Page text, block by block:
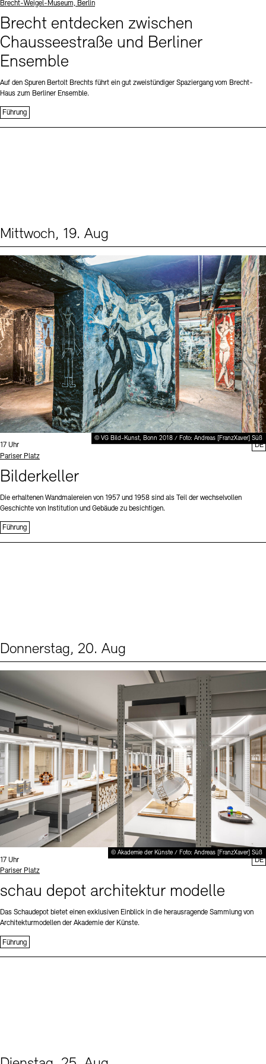
Standort
Brecht-Weigel-Museum, Berlin
Brecht entdecken zwischen
Chausseestraße und Berliner
Ensemble
Auf den Spuren Bertolt Brechts führt ein gut zweistündiger Spaziergang vom Brecht-
Haus zum Berliner Ensemble.
Führung
Mittwoch, 19. Aug
© VG Bild-Kunst, Bonn 2018 / Foto: Andreas [FranzXaver] Süß
Uhrzeit:
17 Uhr
Standort
Pariser Platz
Bilderkeller
Die erhaltenen Wandmalereien von 1957 und 1958 sind als Teil der wechselvollen
Geschichte von Institution und Gebäude zu besichtigen.
Führung
DE
Donnerstag, 20. Aug
© Akademie der Künste / Foto: Andreas [FranzXaver] Süß
Uhrzeit:
17 Uhr
Standort
Pariser Platz
schau depot architektur modelle
Das Schaudepot bietet einen exklusiven Einblick in die herausragende Sammlung von
Architekturmodellen der Akademie der Künste.
Führung
DE